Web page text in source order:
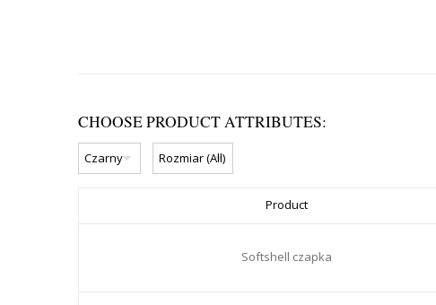
CHOOSE PRODUCT ATTRIBUTES:
Product
Softshell czapka